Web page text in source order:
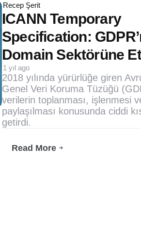
Posted
by
Recep Şerit
ICANN Temporary
Specification:
Domain Sektörüne
1 yıl ago
2018 yılında yürürlüğe giren
Genel Veri Koruma Tüzüğü
verilerin toplanması, işlenmesi
paylaşılması konusunda ciddi
getirdi.
Read More
ICANN